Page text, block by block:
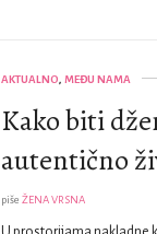
AKTUALNO, MEĐU NAMA
Kako biti
autentično
piše ŽENA VRSNA